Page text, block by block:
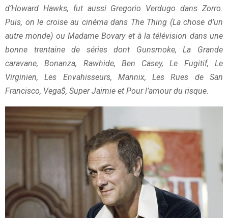
d’Howard Hawks, fut aussi Gregorio Verdugo dans Zorro.
Puis, on le croise au cinéma dans The Thing (La chose d’un
autre monde) ou Madame Bovary et à la télévision dans une
bonne trentaine de séries dont Gunsmoke, La Grande
caravane, Bonanza, Rawhide, Ben Casey, Le Fugitif, Le
Virginien, Les Envahisseurs, Mannix, Les Rues de San
Francisco, Vega$, Super Jaimie et Pour l’amour du risque.